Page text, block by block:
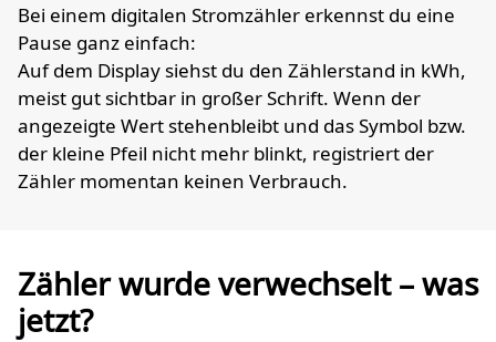
Bei einem digitalen Stromzähler erkennst du eine
Pause ganz einfach:
Auf dem Display siehst du den Zählerstand in kWh,
meist gut sichtbar in großer Schrift. Wenn der
angezeigte Wert stehenbleibt und das Symbol bzw.
der kleine Pfeil nicht mehr blinkt, registriert der
Zähler momentan keinen Verbrauch.
Zähler wurde verwechselt – was
jetzt?